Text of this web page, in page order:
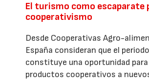
El turismo como escaparate
cooperativismo
Desde Cooperativas Agro-
España consideran que el
constituye una oportunidad
productos cooperativos a